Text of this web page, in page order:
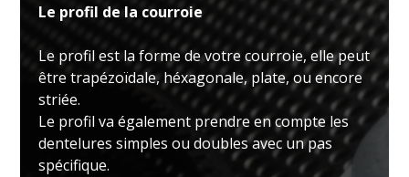
Le profil de la courroie
Le profil est la forme de votre courroie, elle peut
être trapézoïdale, héxagonale, plate, ou encore
striée.
Le profil va également prendre en compte les
dentelures simples ou doubles avec un pas
spécifique.